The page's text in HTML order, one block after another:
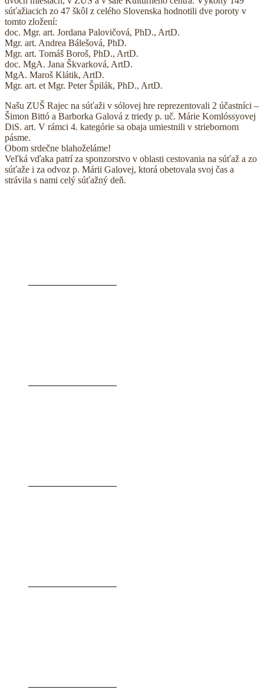
súťažiacich zo 47 škôl z celého Slovenska hodnotili dve poroty v
tomto zložení:
doc. Mgr. art. Jordana Palovičová, PhD., ArtD.
Mgr. art. Andrea Bálešová, PhD.
Mgr. art. Tomáš Boroš, PhD., ArtD.
doc. MgA. Jana Škvarková, ArtD.
MgA. Maroš Klátik, ArtD.
Mgr. art. et Mgr. Peter Špilák, PhD., ArtD.
Našu ZUŠ Rajec na súťaži v sólovej hre reprezentovali 2 účastníci –
Šimon Bittó a Barborka Galová z triedy p. uč. Márie Komlóssyovej
DiS. art. V rámci 4. kategórie sa obaja umiestnili v striebornom
pásme.
Obom srdečne blahoželáme!
Veľká vďaka patrí za sponzorstvo v oblasti cestovania na súťaž a zo
súťaže i za odvoz p. Márii Galovej, ktorá obetovala svoj čas a
strávila s nami celý súťažný deň.